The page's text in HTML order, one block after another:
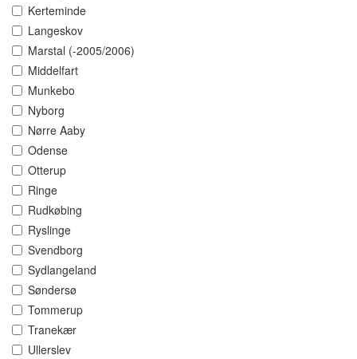
Kerteminde
Langeskov
Marstal (-2005/2006)
Middelfart
Munkebo
Nyborg
Nørre Aaby
Odense
Otterup
Ringe
Rudkøbing
Ryslinge
Svendborg
Sydlangeland
Søndersø
Tommerup
Tranekær
Ullerslev